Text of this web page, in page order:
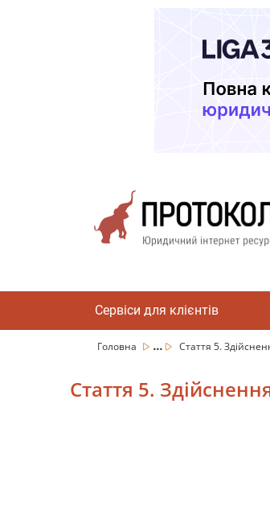
Сервіси для клієнтів
Головна ... Стаття 5.
Стаття 5.